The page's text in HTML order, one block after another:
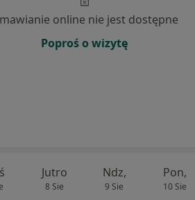
online nie jest dostępne
Poproś o wizytę
Jutro
8 Sie
Ndz,
9 Sie
Pon,
10 Sie